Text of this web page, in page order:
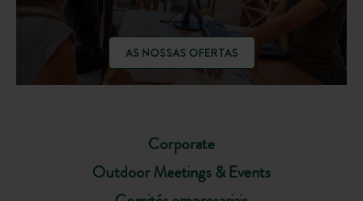
Corporate
Outdoor Meetings & Events
AS NOSSAS OFERTAS